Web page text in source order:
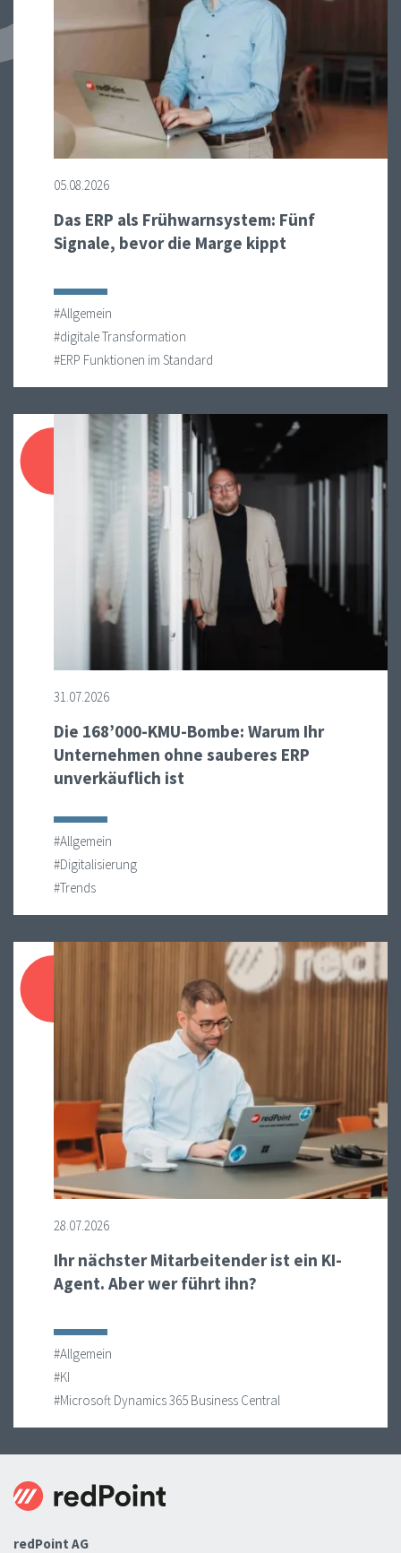
05.08.2026
Das ERP als Frühwarnsystem: Fünf
Signale, bevor die Marge kippt
#Allgemein
#digitale Transformation
#ERP Funktionen im Standard
31.07.2026
Die 168’000-KMU-Bombe: Warum Ihr
Unternehmen ohne sauberes ERP
unverkäuflich ist
#Allgemein
#Digitalisierung
#Trends
28.07.2026
Ihr nächster Mitarbeitender ist ein KI-
Agent. Aber wer führt ihn?
#Allgemein
#KI
#Microsoft Dynamics 365 Business Central
redPoint AG